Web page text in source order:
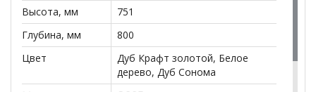
*Дополнительную информацию о том, как купить
Стол-книжка Мечта 2уточняйте у нашего
менеджера по телефону+79292022735.
**Цены на официальном сайте100диванов.com
Высота, мм
751
Глубина, мм
800
Цвет
Дуб Крафт золотой, Белое
дерево, Дуб Сонома